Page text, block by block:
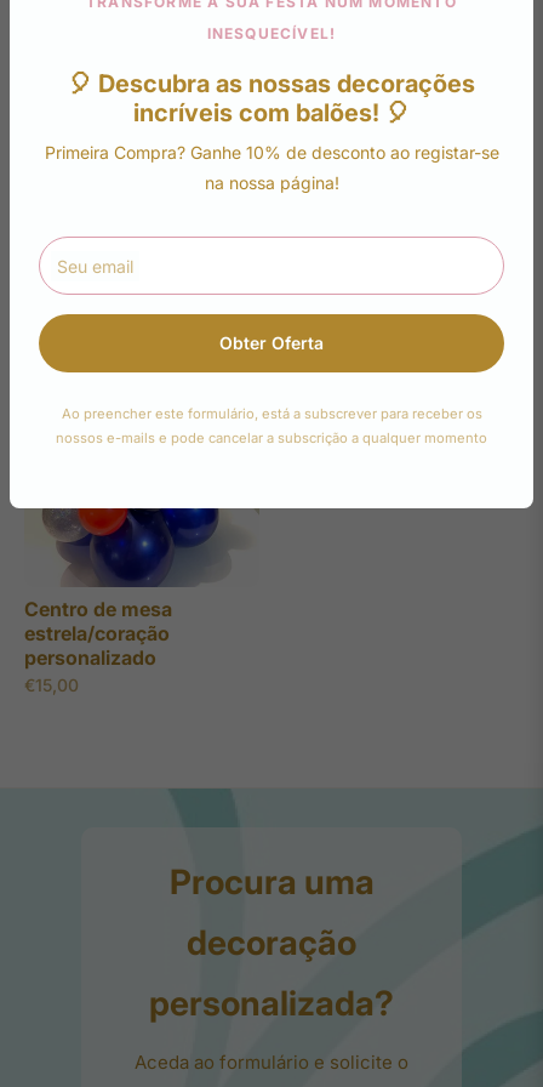
Centro de mesa bubble
regular
Centro de mesa orgânico
personalizado
Centro de mesa
estrela/coração
personalizado
Preço
€15,00
Procura uma
decoração
personalizada?
Aceda ao formulário e solicite o
INESQUECÍVEL!
🎈 Descubra as nossas decorações
incríveis com balões! 🎈
Primeira Compra? Ganhe 10% de desconto ao registar-se
na nossa página!
Seu email
Obter Oferta
Ao preencher este formulário, está a subscrever para receber os
nossos e-mails e pode cancelar a subscrição a qualquer momento